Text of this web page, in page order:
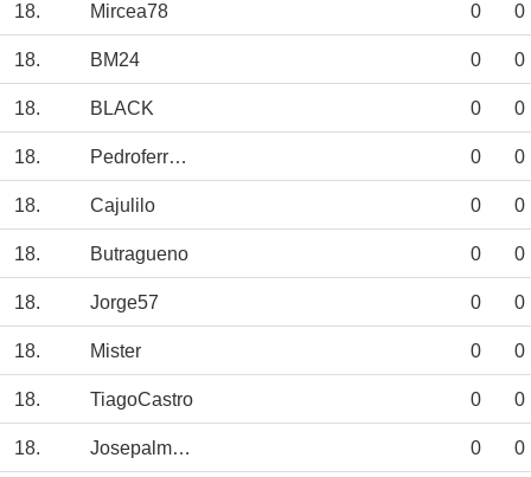
18. Mircea78 0 0
18. BM24 0 0
18. BLACK 0 0
18. Pedroferreira 0 0
18. Cajulilo 0 0
18. Butragueno 0 0
18. Jorge57 0 0
18. Mister 0 0
18. TiagoCastro 0 0
18. Josepalmeira 0 0